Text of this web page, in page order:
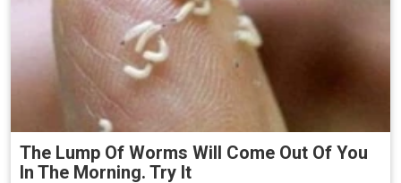
The Lump Of Worms Will Come Out Of You
In The Morning. Try It